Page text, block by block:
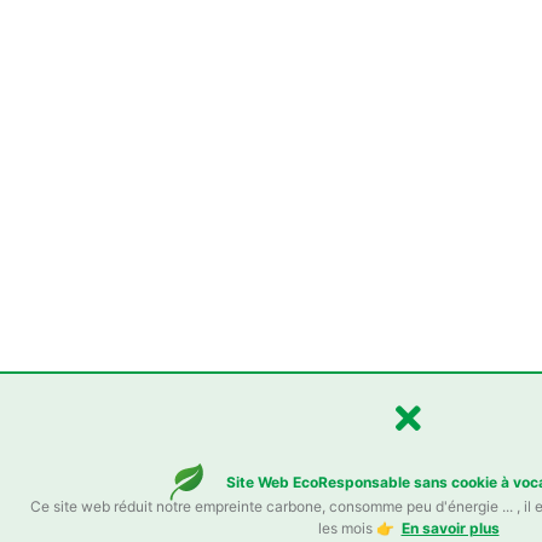
Site Web EcoResponsable sans cookie à
Ce site web réduit notre empreinte carbone, consomme peu d'énergie ... , il
les mois 👉 En savoir plus